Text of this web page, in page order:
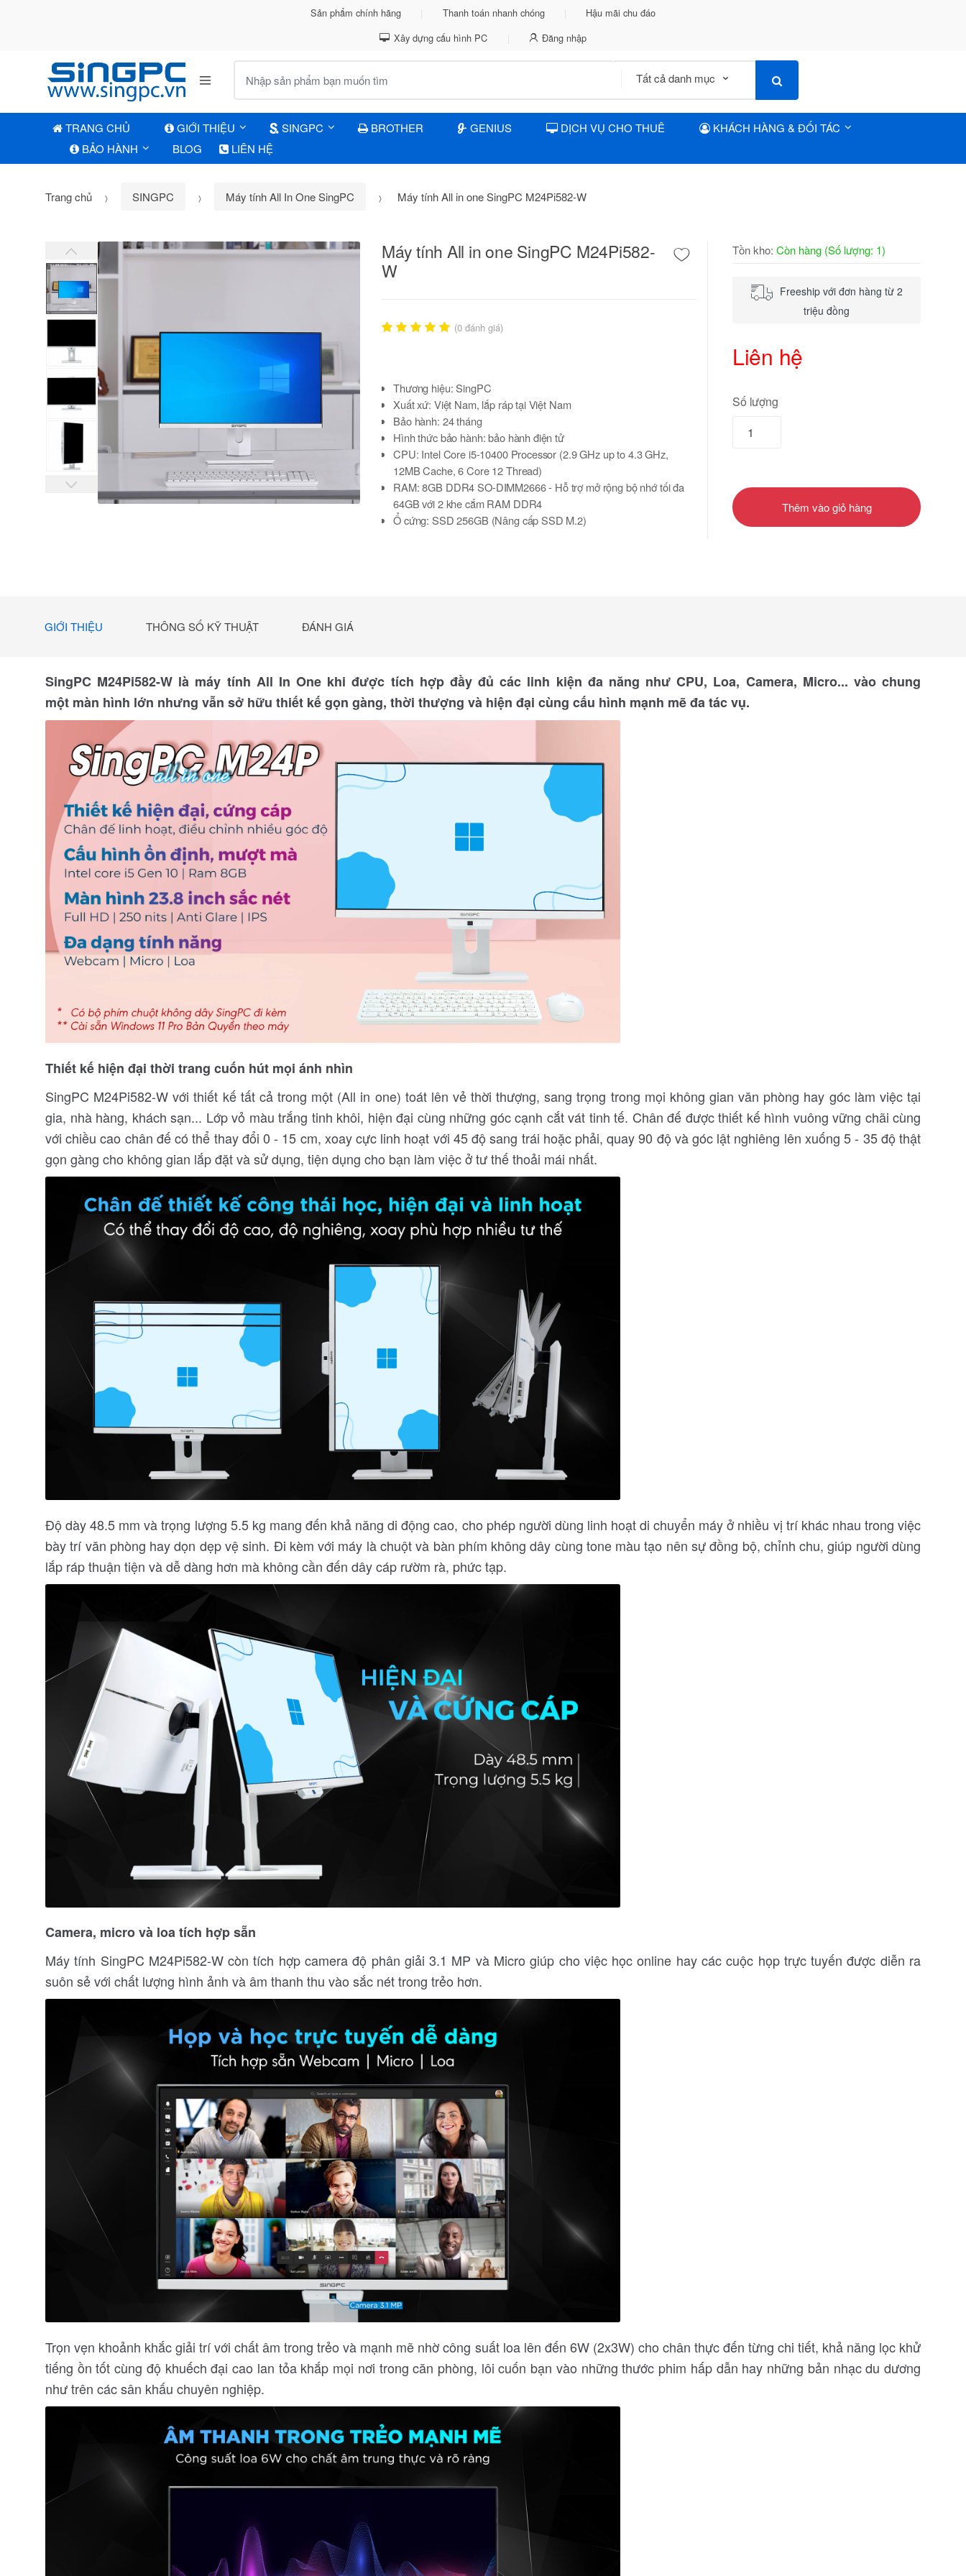
Sản phẩm chính hãng Thanh toán nhanh chóng
Hậu mãi chu đáo
Xây dựng cấu hình PC
Đăng nhập
TRANG CHỦ GIỚI THIỆU SINGPC BROTHER GENIUS DỊCH VỤ CHO THUÊ
KHÁCH HÀNG & ĐỐI TÁC
BẢO HÀNH
BLOG LIÊN HỆ
Trang chủ SINGPC Máy tính All In One SingPC Máy tính All in one SingPC M24Pi582-W
Máy tính All in one SingPC M24Pi582-
W
(0 đánh giá)
Thương hiệu: SingPC
Xuất xứ: Việt Nam, lắp ráp tại Việt Nam
Bảo hành: 24 tháng
Hình thức bảo hành: bảo hành điện tử
CPU: Intel Core i5-10400 Processor (2.9 GHz up to 4.3 GHz,
12MB Cache, 6 Core 12 Thread)
RAM:8GB DDR4 SO-DIMM2666 - Hỗ trợ mở rộng bộ nhớ tối đa
64GB với 2 khe cắm RAM DDR4
Ổ cứng:SSD 256GB (Nâng cấp SSD M.2)
Tồn kho: Còn hàng (Số lượng: 1)
Freeship với đơn hàng từ 2
triệu đồng
Liên hệ
Số lượng
Thêm vào giỏ hàng
GIỚI THIỆU THÔNG SỐ KỸ THUẬT ĐÁNH GIÁ
SingPC M24Pi582-W là máy tính All In One khi được tích hợp đầy đủ các linh kiện đa năng như CPU, Loa, Camera, Micro... vào chung
một màn hình lớn nhưng vẫn sở hữu thiết kế gọn gàng, thời thượng và hiện đại cùng cấu hình mạnh mẽ đa tác vụ.
Thiết kế hiện đại thời trang cuốn hút mọi ánh nhìn
SingPC M24Pi582-W với thiết kế tất cả trong một (All in one) toát lên vẻ thời thượng, sang trọng trong mọi không gian văn phòng hay góc làm việc tại
gia, nhà hàng, khách sạn... Lớp vỏ màu trắng tinh khôi, hiện đại cùng những góc cạnh cắt vát tinh tế. Chân đế được thiết kế hình vuông vững chãi cùng
với chiều cao chân đế có thể thay đổi 0 - 15 cm, xoay cực linh hoạt với 45 độ sang trái hoặc phải, quay 90 độ và góc lật nghiêng lên xuống 5 - 35 độ thật
gọn gàng cho không gian lắp đặt và sử dụng, tiện dụng cho bạn làm việc ở tư thế thoải mái nhất.
Độ dày 48.5 mm và trọng lượng 5.5 kg mang đến khả năng di động cao, cho phép người dùng linh hoạt di chuyển máy ở nhiều vị trí khác nhau trong việc
bày trí văn phòng hay dọn dẹp vệ sinh. Đi kèm với máy là chuột và bàn phím không dây cùng tone màu tạo nên sự đồng bộ, chỉnh chu, giúp người dùng
lắp ráp thuận tiện và dễ dàng hơn mà không cần đến dây cáp rườm rà, phức tạp.
Camera, micro và loa tích hợp sẵn
Máy tính SingPC M24Pi582-W còn tích hợp camera độ phân giải 3.1 MP và Micro giúp cho việc học online hay các cuộc họp trực tuyến được diễn ra
suôn sẻ với chất lượng hình ảnh và âm thanh thu vào sắc nét trong trẻo hơn.
Trọn vẹn khoảnh khắc giải trí với chất âm trong trẻo và mạnh mẽ nhờ công suất loa lên đến 6W (2x3W) cho chân thực đến từng chi tiết, khả năng lọc khử
tiếng ồn tốt cùng độ khuếch đại cao lan tỏa khắp mọi nơi trong căn phòng, lôi cuốn bạn vào những thước phim hấp dẫn hay những bản nhạc du dương
như trên các sân khấu chuyên nghiệp.